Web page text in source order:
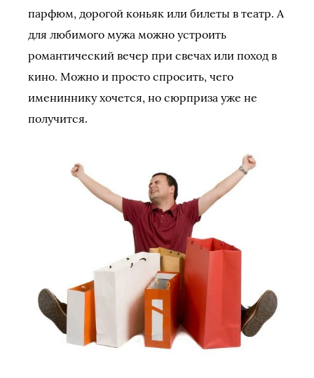
парфюм, дорогой коньяк или билеты в театр. А
для любимого мужа можно устроить
романтический вечер при свечах или поход в
кино. Можно и просто спросить, чего
имениннику хочется, но сюрприза уже не
получится.